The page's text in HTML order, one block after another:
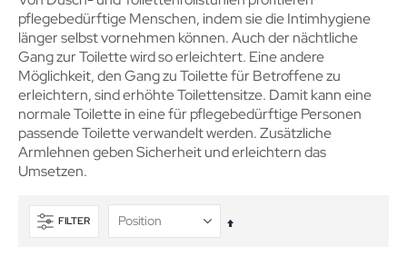
pflegebedürftige Menschen, indem sie die Intimhygiene
länger selbst vornehmen können. Auch der nächtliche
Gang zur Toilette wird so erleichtert. Eine andere
Möglichkeit, den Gang zu Toilette für Betroffene zu
erleichtern, sind erhöhte Toilettensitze. Damit kann eine
normale Toilette in eine für pflegebedürftige Personen
passende Toilette verwandelt werden. Zusätzliche
Armlehnen geben Sicherheit und erleichtern das
Umsetzen.
FILTER
In